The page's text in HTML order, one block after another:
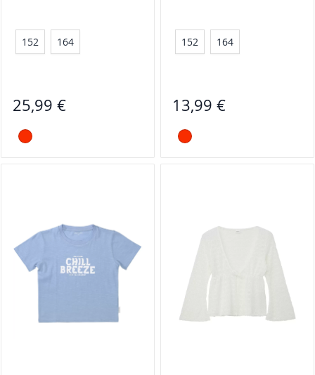
152 164
25,99 €
152 164
13,99 €